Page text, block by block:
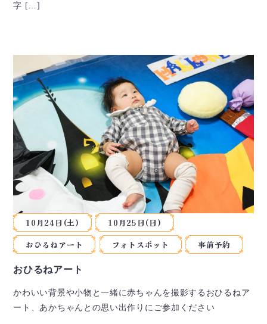
字 […]
10月24日(土)
10月25日(日)
おひるねアート
フォトスポット 事前予約
おひるねアート
かわいい背景や小物と一緒に赤ちゃんを撮影するおひるねア
ート、あかちゃんとの思い出作りにご参加ください